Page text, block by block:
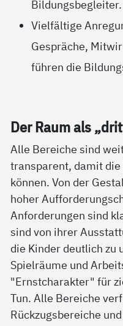
Bildungsbegleiter.
Vielfältige
Gespräche,
führen die
Der Raum als
Alle Bereiche sind
transparent, damit
können. Von der
hoher
Anforderungen sind
sind von ihrer
die Kinder deutlich zu
Spielräume und
"Ernstcharakter" für
Tun. Alle Bereiche
Rückzugsbereiche